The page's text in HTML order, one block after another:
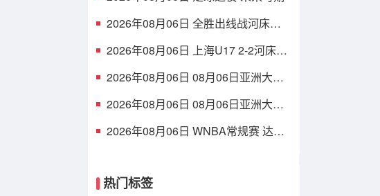
2026年08月06日 全胜出线战河床
源登场1分钟传射
2026年08月06日 上海U17 2-2河床锁
战A组第2
2026年08月06日 08月06日亚洲大学
海交通大学 集锦
2026年08月06日 08月06日亚洲大学
治大学 集锦
2026年08月06日 WNBA常规赛 达拉
热门标签